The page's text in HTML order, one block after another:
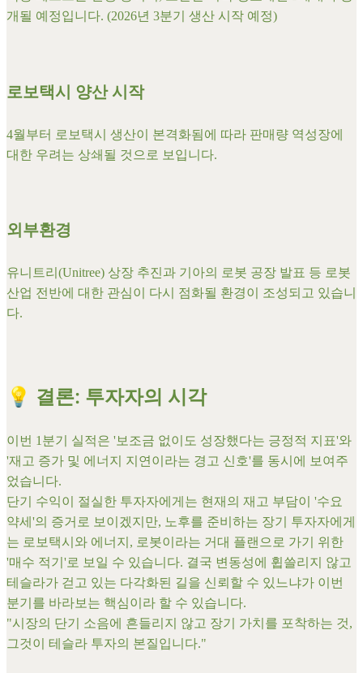
개될 예정입니다. (2026년 3분기 생산 시작 예정)
로보택시 양산 시작
4월부터 로보택시 생산이 본격화됨에 따라 판매량 역성장에
대한 우려는 상쇄될 것으로 보입니다.
외부환경
유니트리(Unitree) 상장 추진과 기아의 로봇 공장 발표 등 로봇
산업 전반에 대한 관심이 다시 점화될 환경이 조성되고 있습니
다.
​💡 결론: 투자자의 시각
​이번 1분기 실적은 '보조금 없이도 성장했다는 긍정적 지표'와
'재고 증가 및 에너지 지연이라는 경고 신호'를 동시에 보여주
었습니다.
​단기 수익이 절실한 투자자에게는 현재의 재고 부담이 '수요
약세'의 증거로 보이겠지만, 노후를 준비하는 장기 투자자에게
는 로보택시와 에너지, 로봇이라는 거대 플랜으로 가기 위한
'매수 적기'로 보일 수 있습니다. 결국 변동성에 휩쓸리지 않고
테슬라가 걷고 있는 다각화된 길을 신뢰할 수 있느냐가 이번
분기를 바라보는 핵심이라 할 수 있습니다.
​"시장의 단기 소음에 흔들리지 않고 장기 가치를 포착하는 것,
그것이 테슬라 투자의 본질입니다."